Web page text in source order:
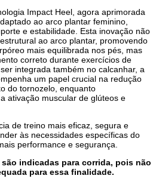
Impact Heel, agora aprimorada
ao arco plantar feminino,
e estabilidade. Esta inovação não
ao arco plantar, promovendo
mais equilibrada nos pés, mas
correto durante exercícios de
integrada também no calcanhar, a
um papel crucial na redução
do tornozelo, enquanto
ativação muscular de glúteos e
de treino mais eficaz, segura e
às necessidades específicas do
performance e segurança.
indicadas para corrida, pois não
para essa finalidade.